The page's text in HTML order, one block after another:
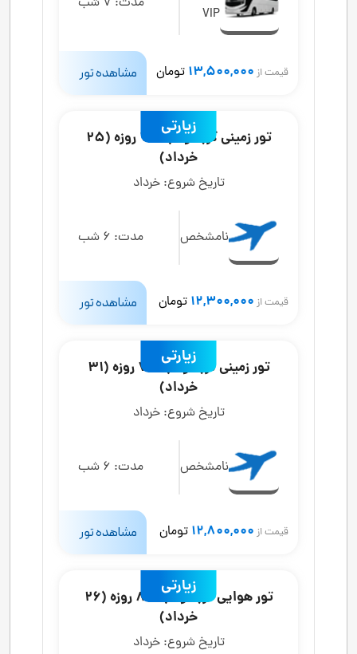
VIP
قیمت از 13,500,000 تومان مشاهده تور
زیارتی
تور زمینی کربلا و نجف 7 روزه (25
خرداد)
تاریخ شروع: خرداد
نامشخص مدت: 6 شب
قیمت از 12,300,000 تومان مشاهده تور
زیارتی
تور زمینی کربلا و نجف 7 روزه (31
خرداد)
تاریخ شروع: خرداد
نامشخص مدت: 6 شب
قیمت از 12,800,000 تومان مشاهده تور
زیارتی
تور هوایی کربلا و نجف 8 روزه (26
خرداد)
تاریخ شروع: خرداد